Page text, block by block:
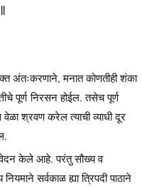
अंतःकरणाने, मनात कोणतीही शंका
पूर्ण निरसन होईल. तसेच पूर्ण
श्रवण करेल त्याची व्याधी दूर
केले आहे. परंतु सौख्य व
सर्वकाळ ह्या त्रिपदी पाठाने